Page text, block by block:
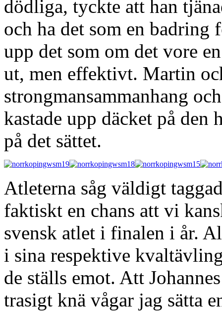
dödliga, tyckte att han
och ha det som en badring
upp det som om det vore
ut, men effektivt. Martin
strongmansammanhang
kastade upp däcket på den
på det sättet.
Atleterna såg väldigt
faktiskt en chans att vi
svensk atlet i finalen i år.
i sina respektive
de ställs emot. Att
trasigt knä vågar jag sätta